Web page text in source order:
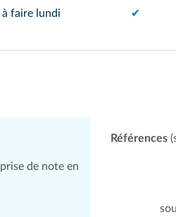
à faire lundi ✔
de note en
Références